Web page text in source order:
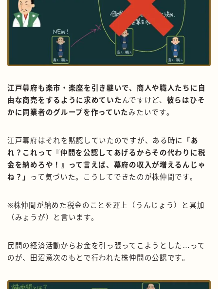
江戸幕府も楽市・楽座を引き継いで、商人や職人たちに自
由な商売をするように求めていた んですけど、 彼らはひそ
かに同業者のグループを作っていた みたいです。
江戸幕府はそれを黙認していたのですが、ある時に
「あ
れ？これって『仲間を公認してあげるからその代わりに税
金を納めろや！』って言えば、幕府の収入が増えるんじゃ
ね？」
って気づいた。こうしてできたのが株仲間です。
※株仲間が納めた税金のことを運上（うんじょう）と冥加
（みょうが）と言います。
民間の経済活動からお金を引っ張ってこようとした…って
のが、田沼意次のもとで行われた株仲間の公認です。